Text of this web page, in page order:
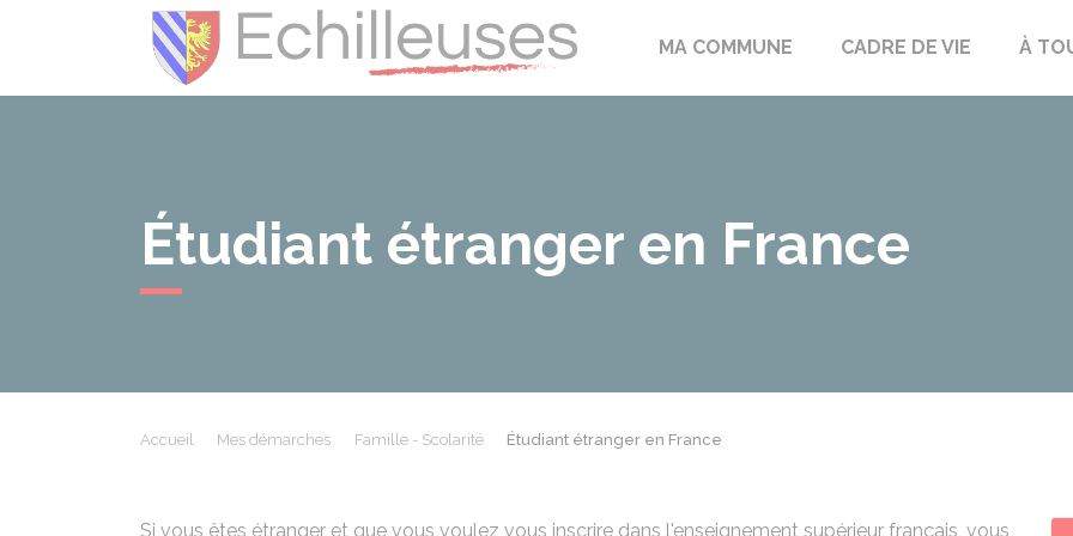
ÉchilleusesMA COMMUNE CADRE DE VIE À
Étudiant étranger en France
Accueil Mes démarches Famille - Scolarité Étudiant étranger en France
Si vous êtes étranger et que vous voulez vous inscrire dans l'enseignement supérieur français, vous